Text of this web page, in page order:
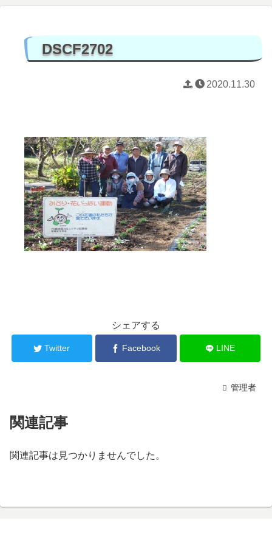
DSCF2702
2020.11.30
シェアする
Twitter Facebook LINE
管理者
関連記事
関連記事は見つかりませんでした。